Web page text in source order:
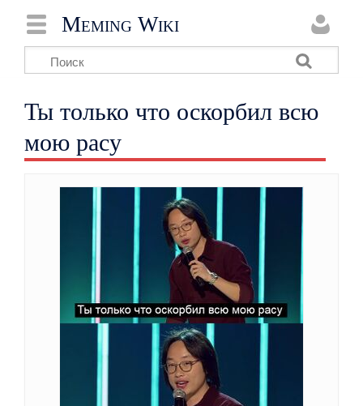
Meming Wiki
Ты только что оскорбил всю
мою расу